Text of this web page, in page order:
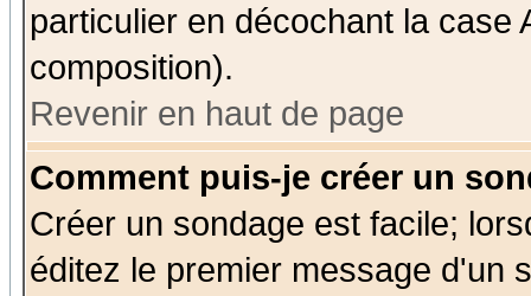
particulier en décochant la case
composition).
Revenir en haut de page
Comment puis-je créer un
Créer un sondage est facile;
éditez le premier message d'un